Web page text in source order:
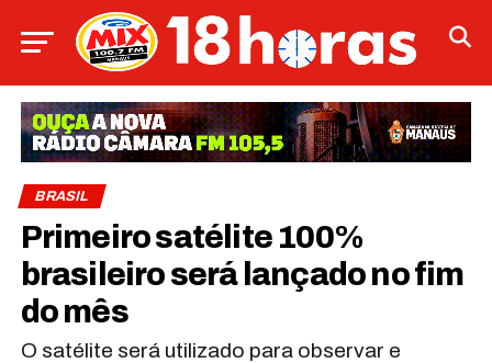
BRASIL
Primeiro satélite 100%
brasileiro será lançado no fim
do mês
O satélite será utilizado para observar e